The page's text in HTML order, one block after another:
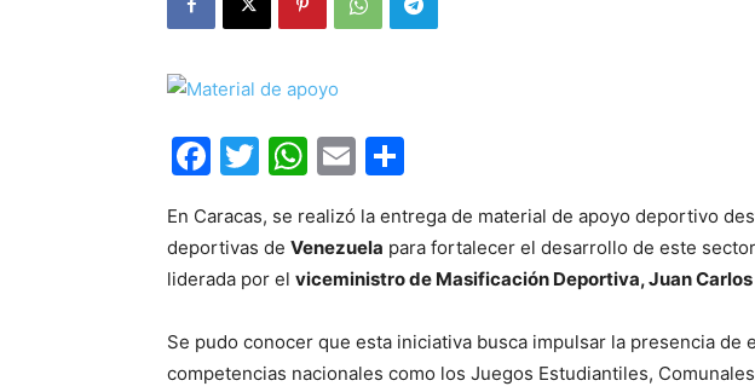
Facebook
Twitter
WhatsApp
Email
En Caracas, se realizó la entrega de material de apoyo deportivo
deportivas de Venezuela para fortalecer el desarrollo de este
liderada por el viceministro de Masificación Deportiva, Juan
Se pudo conocer que esta iniciativa busca impulsar la presencia de
competencias nacionales como los Juegos Estudiantiles,